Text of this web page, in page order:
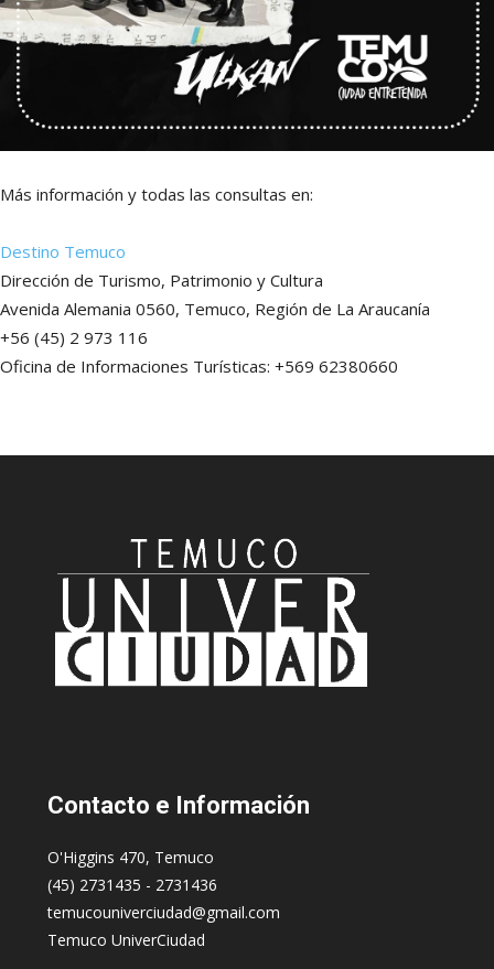
Más información y todas las consultas en:
Destino Temuco
Dirección de Turismo, Patrimonio y Cultura
Avenida Alemania 0560, Temuco, Región de La Araucanía
+56 (45) 2 973 116
Oficina de Informaciones Turísticas: +569 62380660
Contacto e Información
O'Higgins 470, Temuco
(45) 2731435 - 2731436
temucouniverciudad@gmail.com
Temuco UniverCiudad